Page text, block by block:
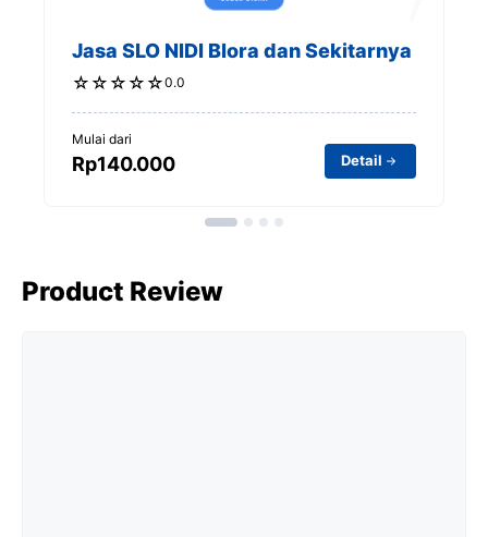
Jasa SLO NIDI Blora dan Sekitarnya
☆ ☆ ☆ ☆ ☆0.0
Mulai dari
Rp140.000 Detail
Product Review